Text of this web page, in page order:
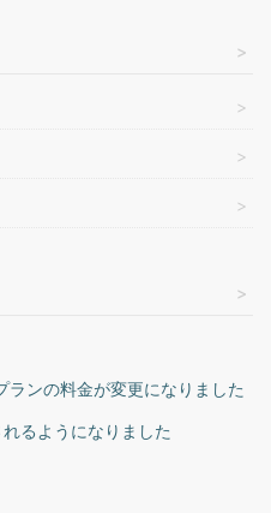
ランの料金が変更になりました
るようになりました